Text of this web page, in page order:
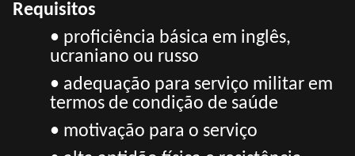
Requisitos
• proficiência básica em inglês,
ucraniano ou russo
• adequação para serviço militar em
termos de condição de saúde
• motivação para o serviço